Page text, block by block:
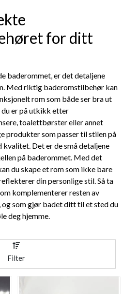
for ditt
baderommet, er det detaljene
Med riktig baderomstilbehør kan
rom som både ser bra ut
er på utkikk etter
toalettbørster eller annet
produkter som passer til stilen på
Det er de små detaljene
på baderommet. Med det
du skape et rom som ikke bare
din personlige stil. Så ta
komplementerer resten av
og som gjør badet ditt til et sted du
deg hjemme.
Filter